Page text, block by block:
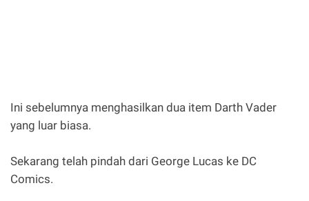
Ini sebelumnya menghasilkan dua item Darth Vader
yang luar biasa.
Sekarang telah pindah dari George Lucas ke DC
Comics.